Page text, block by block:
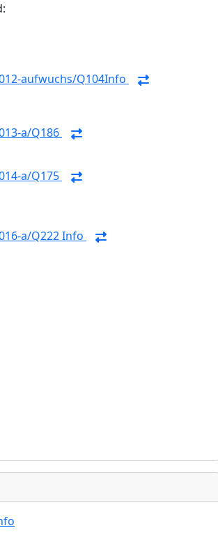
aufwuchs/Q104Info
a/Q186
a/Q175
a/Q222 Info